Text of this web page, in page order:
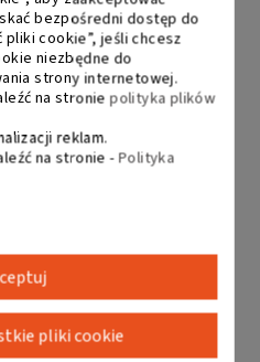
odzieży
bezpośredni dostęp do
cookie”, jeśli chcesz
niezbędne do
strony internetowej.
na stronie polityka plików
reklam.
na stronie - Polityka
pliki cookie